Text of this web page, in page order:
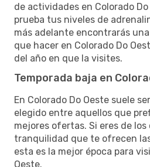
de actividades en Colorado
prueba tus niveles de
más adelante encontrarás
que hacer en Colorado Do
del año en que la visites.
Temporada baja en
En Colorado Do Oeste suele
elegido entre aquellos que
mejores ofertas. Si eres de los
tranquilidad que te ofrecen
esta es la mejor época para
Oeste.